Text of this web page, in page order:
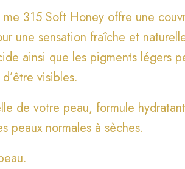
315 Soft Honey offre une
une sensation fraîche et
ainsi que les pigments légers
visibles.
de votre peau, formule
peaux normales à sèches.